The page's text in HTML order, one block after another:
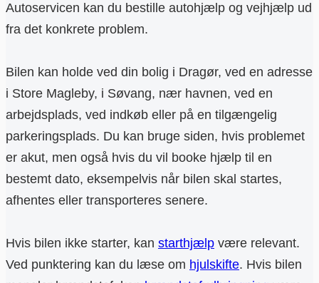
Autoservicen kan du bestille autohjælp og vejhjælp ud
fra det konkrete problem.
Bilen kan holde ved din bolig i Dragør, ved en adresse
i Store Magleby, i Søvang, nær havnen, ved en
arbejdsplads, ved indkøb eller på en tilgængelig
parkeringsplads. Du kan bruge siden, hvis problemet
er akut, men også hvis du vil booke hjælp til en
bestemt dato, eksempelvis når bilen skal startes,
afhentes eller transporteres senere.
Hvis bilen ikke starter, kan starthjælp være relevant.
Ved punktering kan du læse om hjulskifte. Hvis bilen